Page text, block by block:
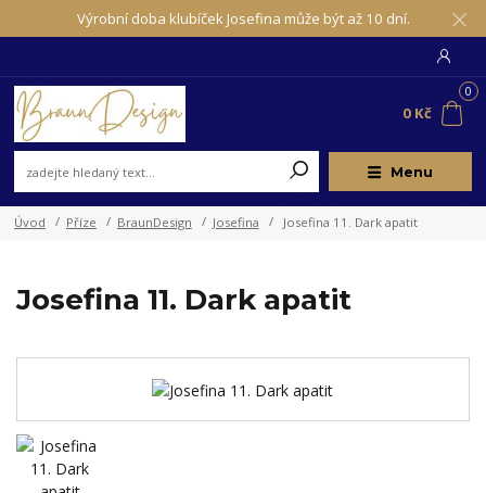
Výrobní doba klubíček Josefina může být až 10 dní.
Menu
0
0 Kč
Úvod Příze BraunDesign Josefina Josefina 11. Dark apatit
Josefina 11. Dark apatit